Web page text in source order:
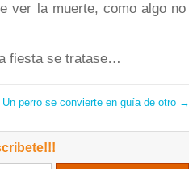
ver la muerte, como algo no
fiesta se tratase…
Un perro se convierte en guía de otro →